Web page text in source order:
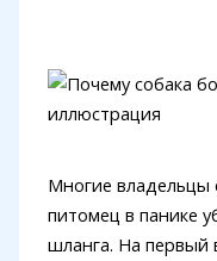
Многие владельцы
питомец в панике
шланга. На первый